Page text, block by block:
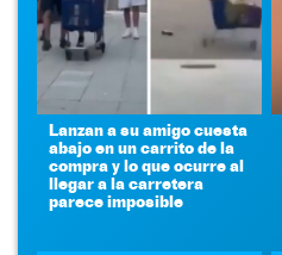
Lanzan a su amigo cuesta
abajo en un carrito de la
compra y lo que ocurre al
llegar a la carretera
parece imposible